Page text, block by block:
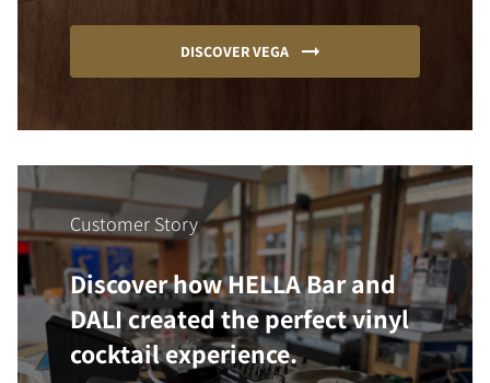
DISCOVER VEGA
Customer Story
Discover how HELLA Bar and
DALI created the perfect vinyl
cocktail experience.